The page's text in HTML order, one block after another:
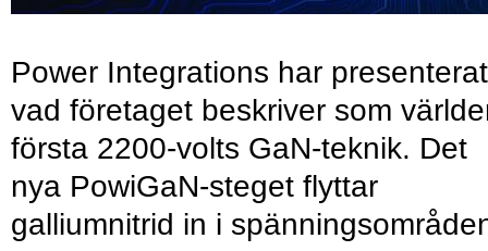
Power Integrations har presenterat
vad företaget beskriver som
första 2200-volts GaN-teknik. Det
nya PowiGaN-steget flyttar
galliumnitrid in i